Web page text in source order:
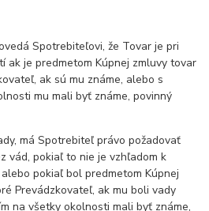
Spotrebiteľovi, že Tovar je pri
ak je predmetom Kúpnej zmluvy tovar
ak sú mu známe, alebo s
mu mali byť známe, povinný
má Spotrebiteľ právo požadovať
vád, pokiaľ to nie je vzhľadom k
pokiaľ bol predmetom Kúpnej
Prevádzkovateľ, ak mu boli vady
na všetky okolnosti mali byť známe,